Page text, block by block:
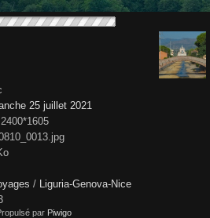
25 juillet 2021
2400*1605
/
Liguria-Genova-Nice
par Piwigo